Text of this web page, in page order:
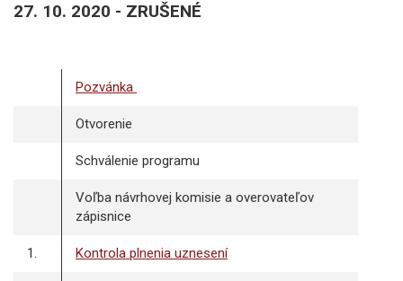
27. 10. 2020 - ZRUŠENÉ
Pozvánka
Otvorenie
Schválenie programu
Voľba návrhovej komisie a overovateľov
zápisnice
1. Kontrola plnenia uznesení